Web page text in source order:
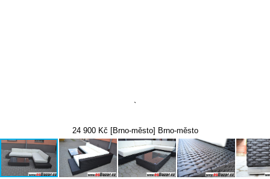
`
24 900 Kč [Brno-město] Brno-město